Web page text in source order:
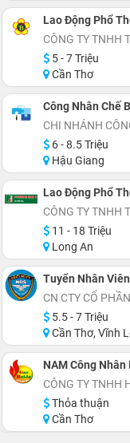
Lao Động Phổ
CÔNG TY TNHH
5 - 7 Triệu
Cần Thơ
Công Nhân Chế
CHI NHÁNH
6 - 8.5 Triệu
Hậu Giang
Lao Động Phổ
CÔNG TY TNHH
11 - 18 Triệu
Long An
Tuyển Nhân
5.5 - 7 Triệu
Cần Thơ, Vĩnh Long, An
CÔNG TY TNHH
Thỏa thuận
Cần Thơ